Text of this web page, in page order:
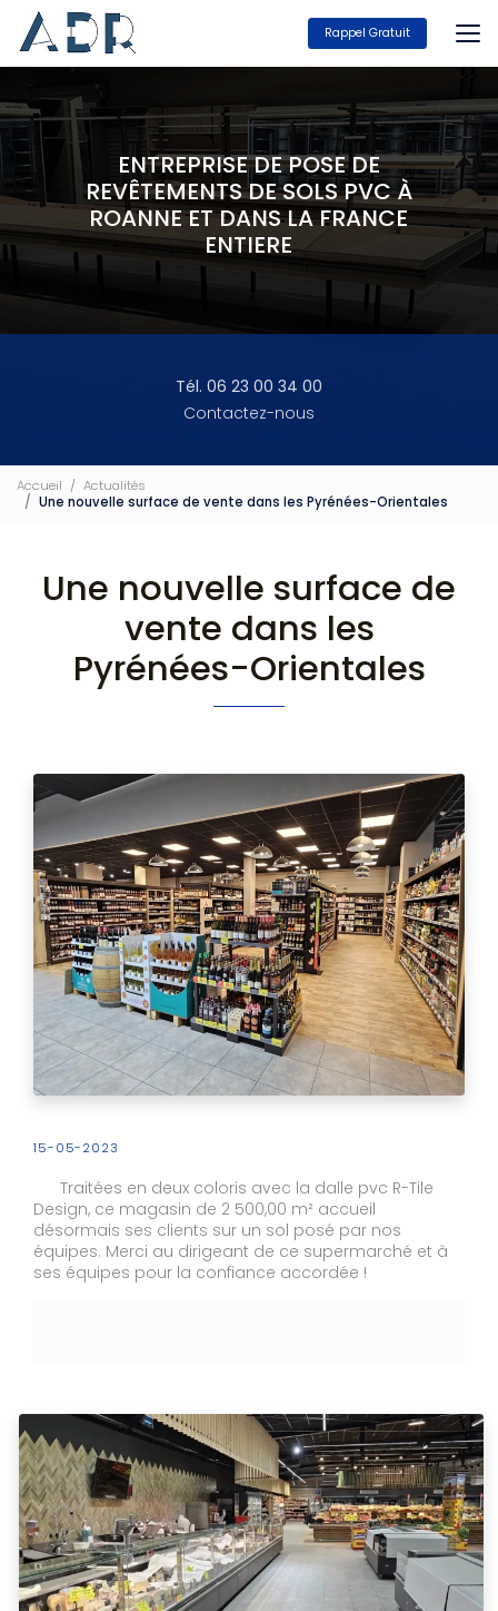
contenu
principal
Rappel Gratuit
ENTREPRISE DE POSE DE
REVÊTEMENTS DE SOLS PVC À
ROANNE ET DANS LA FRANCE
ENTIERE
Tél. 06 23 00 34 00
Contactez-nous
Accueil
Actualités
Une nouvelle surface de vente dans les Pyrénées-Orientales
Une nouvelle surface de
vente dans les
Pyrénées-Orientales
15-05-2023
Traitées en deux coloris avec la dalle pvc R-Tile
Design, ce magasin de 2 500,00 m² accueil
désormais ses clients sur un sol posé par nos
équipes. Merci au dirigeant de ce supermarché et à
ses équipes pour la confiance accordée !